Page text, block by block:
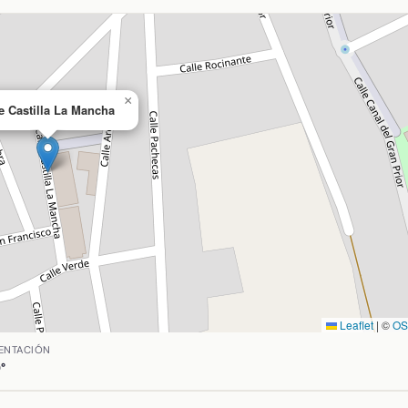
Castilla La Mancha
×
Leaflet | ©
de Alba, Ciudad Real. Coordenadas: latitud